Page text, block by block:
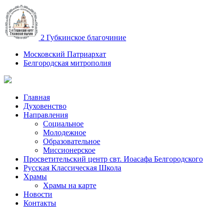
2 Губкинское благочиние
Московский Патриархат
Белгородская митрополия
Главная
Духовенство
Направления
Социальное
Молодежное
Образовательное
Миссионерское
Просветительский центр свт. Иоасафа Белгородского
Русская Классическая Школа
Храмы
Храмы на карте
Новости
Контакты